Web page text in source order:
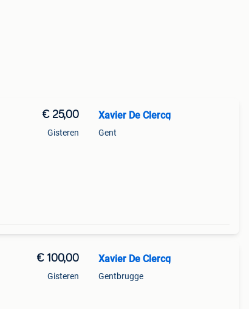
€ 25,00
Gisteren
Xavier De Clercq
Gent
€ 100,00
Gisteren
Xavier De Clercq
Gentbrugge